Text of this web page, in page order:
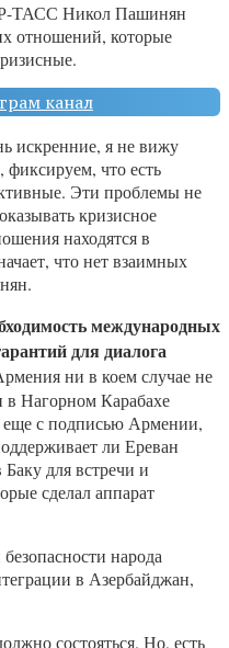
ТАСС Никол Пашинян
отношений, которые
канал
искренние, я не вижу
что есть
Эти проблемы не
кризисное
находятся в
что нет взаимных
международных
для диалога
ни в коем случае не
в Нагорном Карабахе
еще с подписью Армении,
ли Ереван
для встречи и
сделал аппарат
народа
в Азербайджан,
состояться. Но, есть